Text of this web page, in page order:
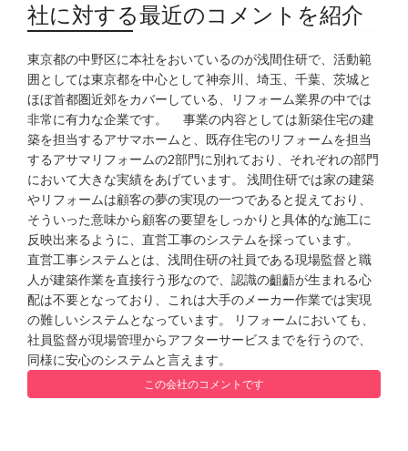
社に対する最近のコメントを紹介
東京都の中野区に本社をおいているのが浅間住研で、活動範
囲としては東京都を中心として神奈川、埼玉、千葉、茨城と
ほぼ首都圏近郊をカバーしている、リフォーム業界の中では
非常に有力な企業です。 事業の内容としては新築住宅の建
築を担当するアサマホームと、既存住宅のリフォームを担当
するアサマリフォームの2部門に別れており、それぞれの部門
において大きな実績をあげています。 浅間住研では家の建築
やリフォームは顧客の夢の実現の一つであると捉えており、
そういった意味から顧客の要望をしっかりと具体的な施工に
反映出来るように、直営工事のシステムを採っています。
直営工事システムとは、浅間住研の社員である現場監督と職
人が建築作業を直接行う形なので、認識の齟齬が生まれる心
配は不要となっており、これは大手のメーカー作業では実現
の難しいシステムとなっています。 リフォームにおいても、
社員監督が現場管理からアフターサービスまでを行うので、
同様に安心のシステムと言えます。
この会社のコメントです